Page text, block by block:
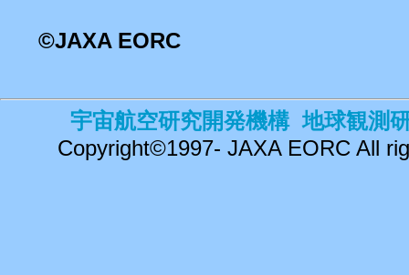
©JAXA EORC
宇宙航空研究開発機構 地球観測
Copyright©1997- JAXA EORC All